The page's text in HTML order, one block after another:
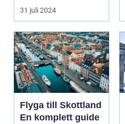
harmonisk...
31 juli 2024
Flyga till Skottland
En komplett guide